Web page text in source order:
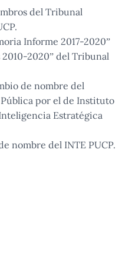
del Tribunal
Informe 2017-2020”
2020” del Tribunal
de nombre del
por el de Instituto
Estratégica
nombre del INTE PUCP.